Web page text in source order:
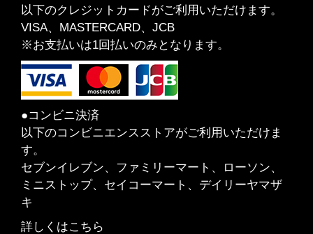
以下のクレジットカードがご利用いただけます。
VISA、MASTERCARD、JCB
※お支払いは1回払いのみとなります。
●コンビニ決済
以下のコンビニエンスストアがご利用いただけま
す。
セブンイレブン、ファミリーマート、ローソン、
ミニストップ、セイコーマート、デイリーヤマザ
キ
詳しくはこちら